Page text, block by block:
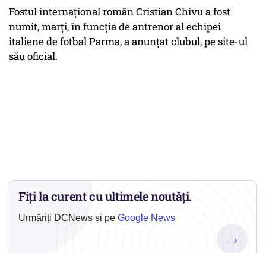
Fostul internaţional român Cristian Chivu a fost
numit, marţi, în funcţia de antrenor al echipei
italiene de fotbal Parma, a anunţat clubul, pe site-ul
său oficial.
Fiți la curent cu ultimele noutăți.
Urmăriți DCNews și pe Google News
→